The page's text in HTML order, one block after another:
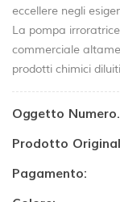
eccellere negli
La pompa
commerciale
prodotti chimici
Oggetto
Prodotto
Pagamento: